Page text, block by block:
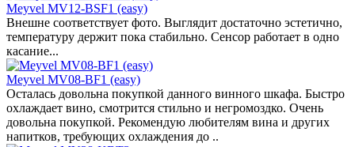
Meyvel MV12-BSF1 (easy)
Внешне соответствует фото. Выглядит достаточно эстетично,
температуру держит пока стабильно. Сенсор работает в одно
касание...
Meyvel MV08-BF1 (easy)
Осталась довольна покупкой данного винного шкафа. Быстро
охлаждает вино, смотрится стильно и негромоздко. Очень
довольна покупкой. Рекомендую любителям вина и других
напитков, требующих охлаждения до ..